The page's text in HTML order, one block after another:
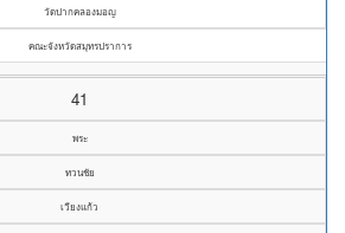
วัดปากคลองมอญ
คณะจังหวัดสมุทรปราการ
41
พระ
ทวนชัย
เวียงแก้ว